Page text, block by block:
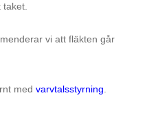
taket.
vi att fläkten går
med varvtalsstyrning